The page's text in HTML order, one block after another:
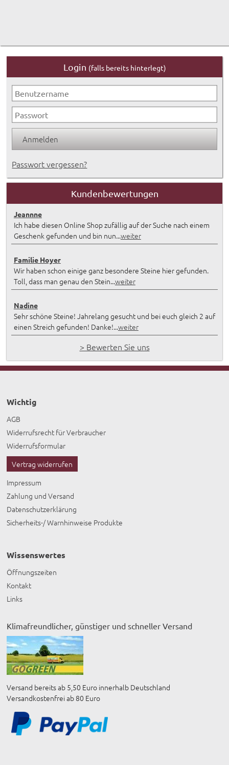
Login (falls bereits hinterlegt)
Passwort vergessen?
Kundenbewertungen
Jeannne
Ich habe diesen Online Shop zufällig auf der Suche nach einem
Geschenk gefunden und bin nun...weiter
Familie Hoyer
Wir haben schon einige ganz besondere Steine hier gefunden.
Toll, dass man genau den Stein...weiter
Nadine
Sehr schöne Steine! Jahrelang gesucht und bei euch gleich 2 auf
einen Streich gefunden! Danke!...weiter
> Bewerten Sie uns
Wichtig
AGB
Widerrufsrecht für Verbraucher
Widerrufsformular
Vertrag widerrufen
Impressum
Zahlung und Versand
Datenschutzerklärung
Sicherheits-/ Warnhinweise Produkte
Wissenswertes
Öffnungszeiten
Kontakt
Links
Klimafreundlicher, günstiger und schneller Versand
Versand bereits ab 5,50 Euro innerhalb Deutschland
Versandkostenfrei ab 80 Euro